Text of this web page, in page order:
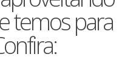
temos para